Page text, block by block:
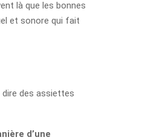
là que les bonnes
et sonore qui fait
dire des assiettes
d’une